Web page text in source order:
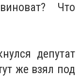
Что
депутат
же взял под